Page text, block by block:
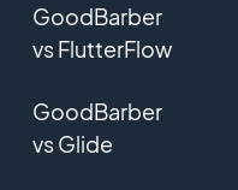
GoodBarber
vs FlutterFlow
GoodBarber
vs Glide